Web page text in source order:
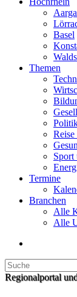
Basel
Themen
Sport
Termine
Branchen
Alle
Alle
Regionalportal